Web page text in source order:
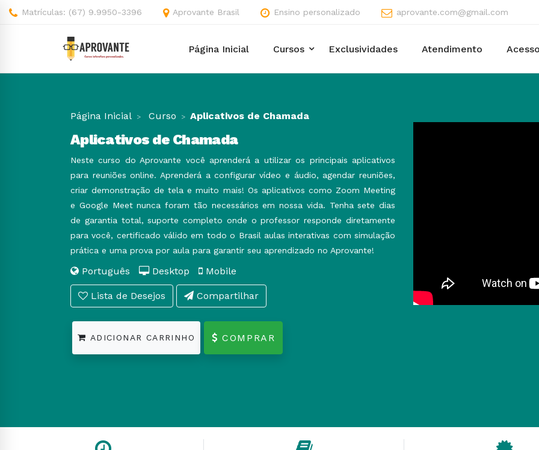
Matrículas: (67) 9.9950-3396 Aprovante Brasil Ensino personalizado aprovante.com@gmail.com
Página Inicial Cursos Exclusividades Atendimento
Página Inicial Curso Aplicativos de Chamada
Aplicativos de Chamada
Neste curso do Aprovante você aprenderá a utilizar os principais aplicativos
para reuniões online. Aprenderá a configurar vídeo e áudio, agendar reuniões,
criar demonstração de tela e muito mais! Os aplicativos como Zoom Meeting
e Google Meet nunca foram tão necessários em nossa vida. Tenha sete dias
de garantia total, suporte completo onde o professor responde diretamente
para você, certificado válido em todo o Brasil aulas interativas com simulação
prática e uma prova por aula para garantir seu aprendizado no Aprovante!
Português Desktop Mobile
Lista de Desejos Compartilhar
ADICIONAR CARRINHO COMPRAR